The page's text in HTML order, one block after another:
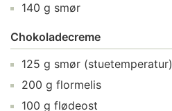
140 g smør
Chokoladecreme
125 g smør (stuetemperatur)
200 g flormelis
100 g flødeost